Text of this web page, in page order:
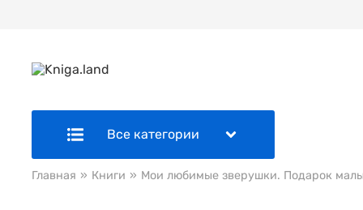
Все категории
Главная » Книги » Мои любимые зверушки. Подарок